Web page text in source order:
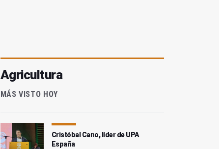
Agricultura
MÁS VISTO HOY
Cristóbal Cano, líder de UPA
España